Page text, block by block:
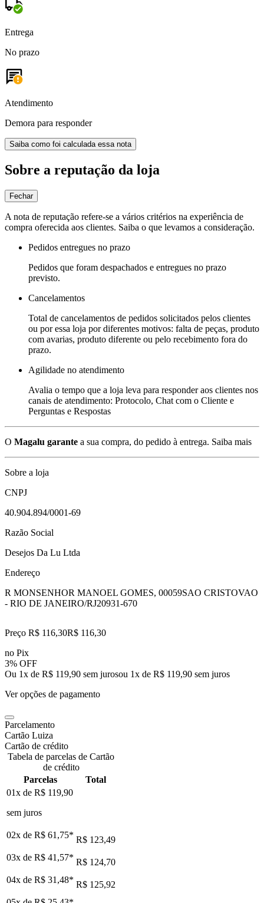
Entrega
No prazo
Atendimento
Demora para responder
Saiba como foi calculada essa nota
Sobre a reputação da loja
Fechar
A nota de reputação refere-se a vários critérios na experiência de
compra oferecida aos clientes. Saiba o que levamos a consideração.
Pedidos entregues no prazo
Pedidos que foram despachados e entregues no prazo
previsto.
Cancelamentos
Total de cancelamentos de pedidos solicitados pelos clientes
ou por essa loja por diferentes motivos: falta de peças, produto
com avarias, produto diferente ou pelo recebimento fora do
prazo.
Agilidade no atendimento
Avalia o tempo que a loja leva para responder aos clientes nos
canais de atendimento: Protocolo, Chat com o Cliente e
Perguntas e Respostas
O Magalu garante a sua compra, do pedido à entrega. Saiba mais
Sobre a loja
CNPJ
40.904.894/0001-69
Razão Social
Desejos Da Lu Ltda
Endereço
R MONSENHOR MANOEL GOMES, 00059SAO CRISTOVAO
- RIO DE JANEIRO/RJ20931-670
Preço R$ 116,30R$ 116,30
no Pix
3% OFF
Ou 1x de R$ 119,90 sem jurosou 1x de R$ 119,90 sem juros
Ver opções de pagamento
Parcelamento
Cartão Luiza
Cartão de crédito
Tabela de parcelas de Cartão
de crédito
Parcelas
Total
01x de R$ 119,90
sem juros
02x de R$ 61,75* R$ 123,49
03x de R$ 41,57* R$ 124,70
04x de R$ 31,48* R$ 125,92